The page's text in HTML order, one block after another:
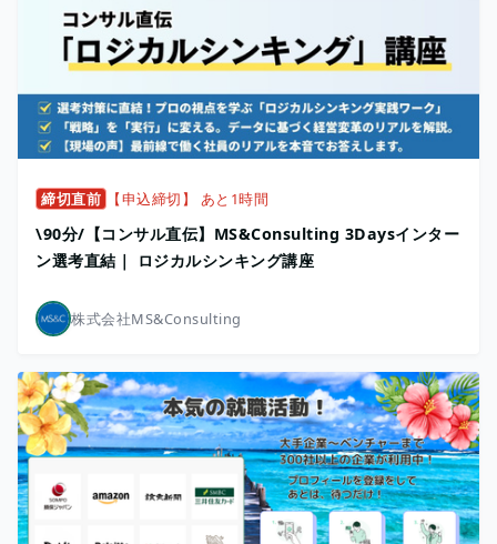
締切直前 【申込締切】 あと1時間
\90分/【コンサル直伝】MS&Consulting 3Daysインター
ン選考直結｜ ロジカルシンキング講座
株式会社MS&Consulting